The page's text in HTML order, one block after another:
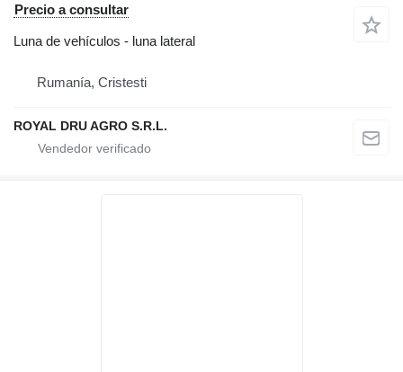
Precio a consultar
Luna de vehículos - luna lateral
Rumanía, Cristesti
ROYAL DRU AGRO S.R.L.